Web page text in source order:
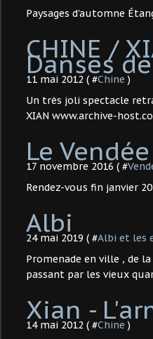
Paysages d'automne
CHINE /
Danses
11 mai 2012 ( #Chine )
Un très joli spectacle
XIAN www.archive-
Le
17 novembre 2016 ( #
Rendez-vous fin janvier
Albi
24 mai 2019 ( #Albi et les
Promenade en ville , de
passant par les vieux
Xian -
14 mai 2012 ( #Chine )